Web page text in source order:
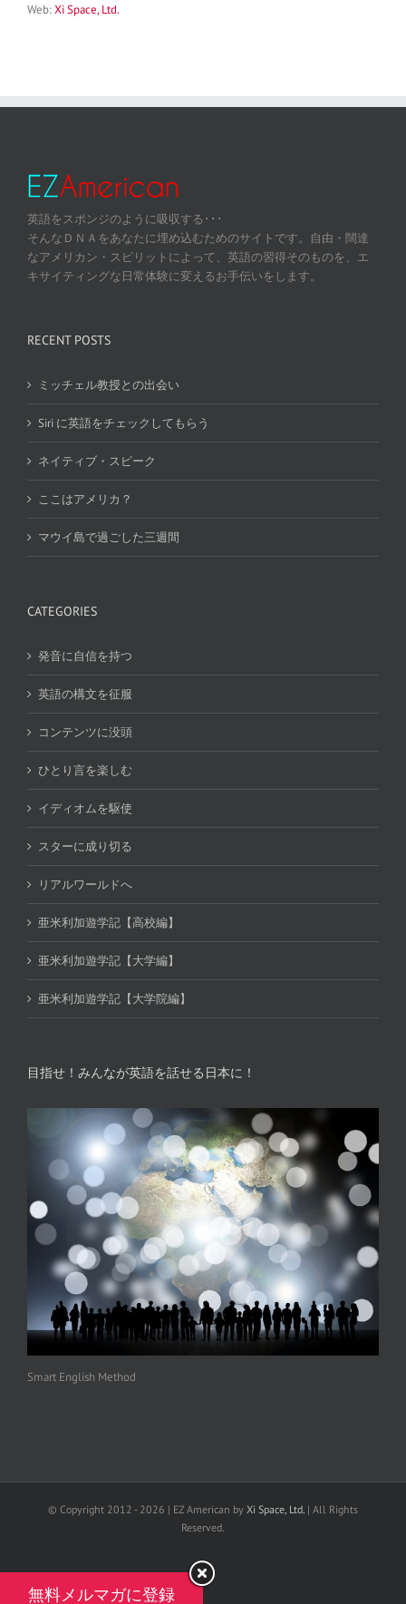
Web:Xi Space, Ltd.
英語をスポンジのように吸収する･･･
そんなＤＮＡをあなたに埋め込むためのサイトです。自由・闊達
なアメリカン・スピリットによって、英語の習得そのものを、エ
キサイティングな日常体験に変えるお手伝いをします。
RECENT POSTS
ミッチェル教授との出会い
Siri に英語をチェックしてもらう
ネイティブ・スピーク
ここはアメリカ？
マウイ島で過ごした三週間
CATEGORIES
発音に自信を持つ
英語の構文を征服
コンテンツに没頭
ひとり言を楽しむ
イディオムを駆使
スターに成り切る
リアルワールドへ
亜米利加遊学記【高校編】
亜米利加遊学記【大学編】
亜米利加遊学記【大学院編】
目指せ！みんなが英語を話せる日本に！
Smart English Method
© Copyright 2012 - 2026 | EZ American by Xi Space, Ltd. | All Rights
Reserved.
facebook
無料メルマガに登録